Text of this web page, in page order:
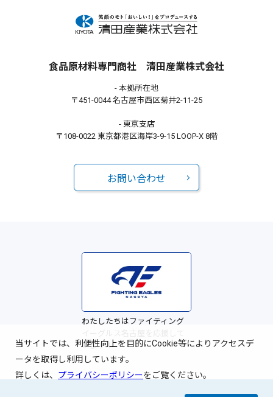
食品原材料専門商社 清田産業株式会社
- 本拠所在地
〒451-0044 名古屋市西区菊井2-11-25
- 東京支店
〒108-0022 東京都港区海岸3-9-15 LOOP-X 8階
お問い合わせ
わたしたちはファイティング
います！
当サイトでは、利便性向上を目的にCookie等によりアクセスデ
ータを取得し利用しています。
詳しくは、 プライバシーポリシーをご覧ください。